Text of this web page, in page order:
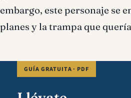
embargo, este personaje se
planes y la trampa que
GUÍA GRATUITA · PDF